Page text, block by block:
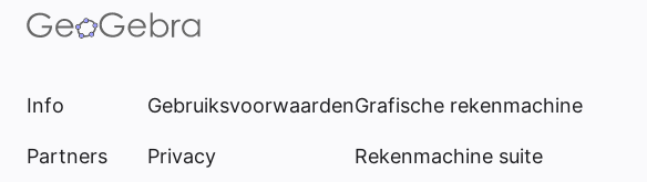
Info
Partners
Gebruiksvoorwaarden
Privacy
Grafische rekenmachine
Rekenmachine suite